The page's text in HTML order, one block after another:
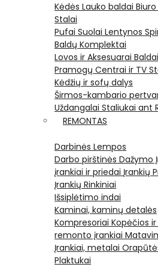
Kėdės Lauko baldai
Stalai
Pufai Suolai Lentynos
Baldų Komplektai
Lovos ir Aksesuarai
Pramogų Centrai ir TV
Kėdžių ir sofų dalys
Širmos-kambario
Uždangalai Staliukai ant
REMONTAS
Darbinės Lempos
Darbo pirštinės Dažymo
įrankiai ir priedai Įrankių
Įrankių Rinkiniai
Išsiplėtimo indai
Kaminai, kaminų detalės
Kompresoriai Kopėčios
remonto įrankiai
Įrankiai, metalai
Plaktukai